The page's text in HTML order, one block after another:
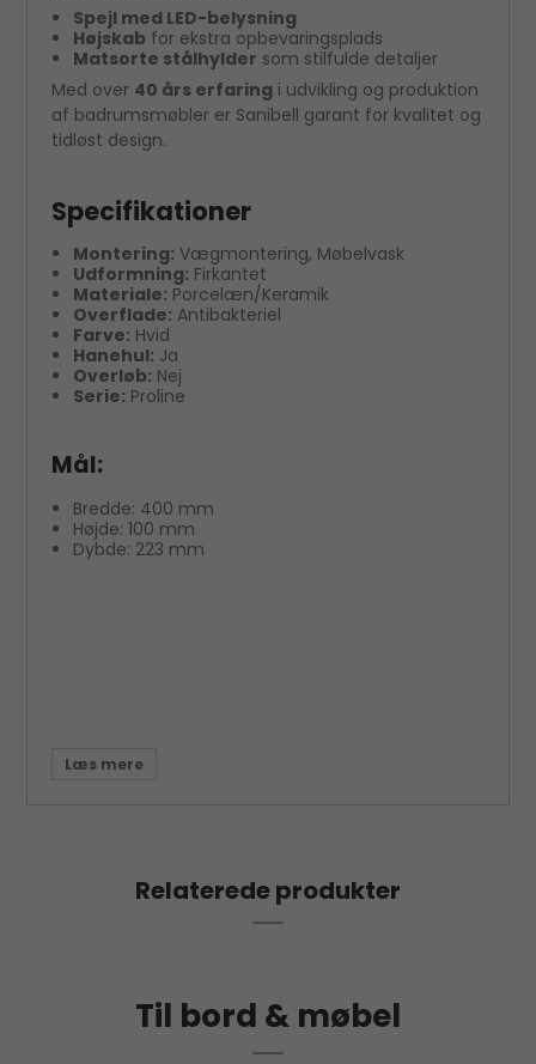
Spejl med LED-belysning
Højskab for ekstra opbevaringsplads
Matsorte stålhylder som stilfulde detaljer
Med over 40 års erfaring i udvikling og produktion
af badrumsmøbler er Sanibell garant for kvalitet og
tidløst design.
Specifikationer
Montering: Vægmontering, Møbelvask
Udformning: Firkantet
Materiale: Porcelæn/Keramik
Overflade: Antibakteriel
Farve: Hvid
Hanehul: Ja
Overløb: Nej
Serie: Proline
Mål:
Bredde: 400 mm
Højde: 100 mm
Dybde: 223 mm
Relaterede produkter
Til bord & møbel